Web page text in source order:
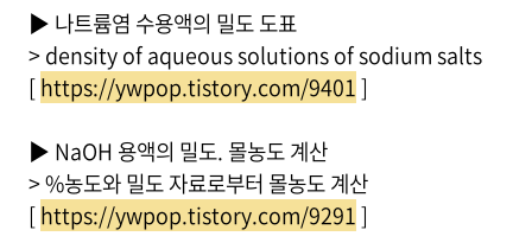
▶ 나트륨염 수용액의 밀도 도표
> density of aqueous solutions of sodium salts
[https://ywpop.tistory.com/9401]
▶ NaOH 용액의 밀도. 몰농도 계산
> %농도와 밀도 자료로부터 몰농도 계산
[https://ywpop.tistory.com/9291]